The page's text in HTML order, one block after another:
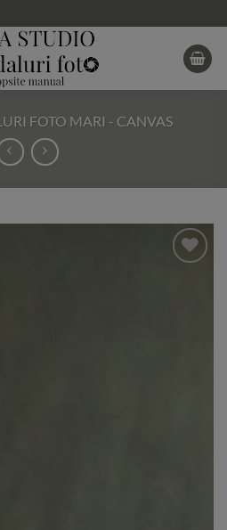
FOTO MARI - CANVAS